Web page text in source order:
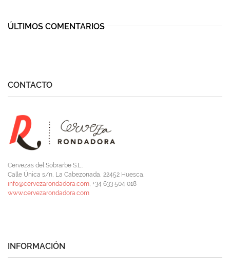
ÚLTIMOS COMENTARIOS
CONTACTO
Cervezas del Sobrarbe S.L.,
Calle Única s/n, La Cabezonada, 22452 Huesca.
info@cervezarondadora.com , +34 633 504 018
www.cervezarondadora.com
INFORMACIÓN